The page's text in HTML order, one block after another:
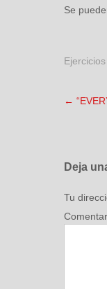
Se
←
Deja
Tu